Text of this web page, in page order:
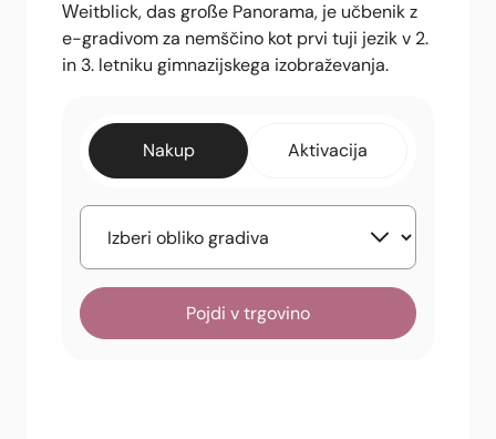
Weitblick, das große Panorama, je učbenik z
e-gradivom za nemščino kot prvi tuji jezik v 2.
in 3. letniku gimnazijskega izobraževanja.
Nakup Aktivacija
Pojdi v trgovino